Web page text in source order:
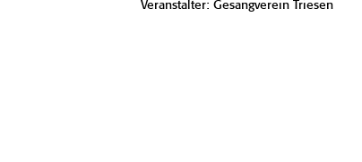
Veranstalter: Gesangverein Triesen